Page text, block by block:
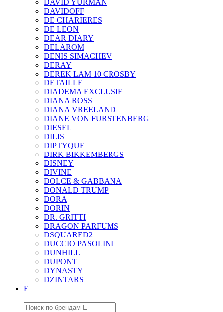
DAVID YURMAN
DAVIDOFF
DE CHARIERES
DE LEON
DEAR DIARY
DELAROM
DENIS SIMACHEV
DERAY
DEREK LAM 10 CROSBY
DETAILLE
DIADEMA EXCLUSIF
DIANA ROSS
DIANA VREELAND
DIANE VON FURSTENBERG
DIESEL
DILIS
DIPTYQUE
DIRK BIKKEMBERGS
DISNEY
DIVINE
DOLCE & GABBANA
DONALD TRUMP
DORA
DORIN
DR. GRITTI
DRAGON PARFUMS
DSQUARED2
DUCCIO PASOLINI
DUNHILL
DUPONT
DYNASTY
DZINTARS
E